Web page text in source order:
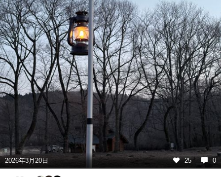
2026年3月20日 25 0